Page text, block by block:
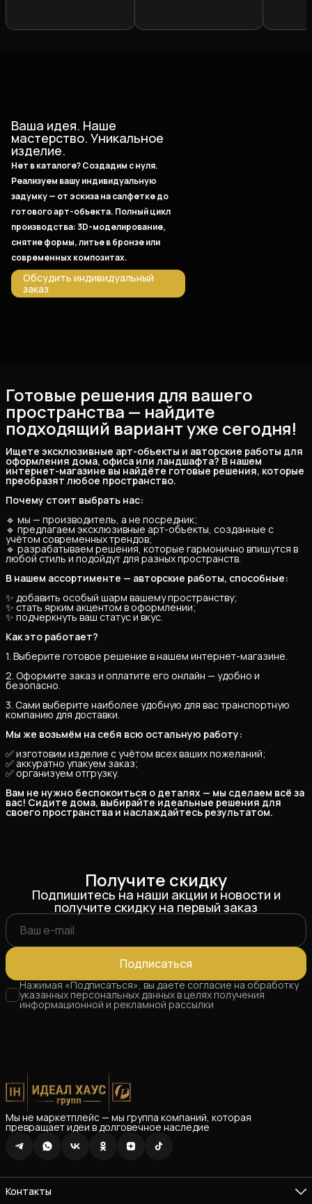
Ваша идея. Наше
мастерство. Уникальное
изделие.
Нет в каталоге? Создадим с нуля.
Реализуем вашу индивидуальную
задумку — от эскиза на салфетке до
готового арт-объекта. Полный цикл
производства: 3D-моделирование,
снятие формы, литье в бронзе или
современных композитах.
Обсудить индивидуальный
заказ
Готовые решения для вашего
пространства — найдите
подходящий вариант уже сегодня!
Ищете эксклюзивные арт-объекты и авторские работы для
оформления дома, офиса или ландшафта? В нашем
интернет-магазине вы найдёте готовые решения, которые
преобразят любое пространство.
Почему стоит выбрать нас:
🔹 мы — производитель, а не посредник;
🔹 предлагаем эксклюзивные арт-объекты, созданные с
учётом современных трендов;
🔹 разрабатываем решения, которые гармонично впишутся в
любой стиль и подойдут для разных пространств.
В нашем ассортименте — авторские работы, способные:
✨ добавить особый шарм вашему пространству;
✨ стать ярким акцентом в оформлении;
✨ подчеркнуть ваш статус и вкус.
Как это работает?
1. Выберите готовое решение в нашем интернет-магазине.
2. Оформите заказ и оплатите его онлайн — удобно и
безопасно.
3. Сами выберите наиболее удобную для вас транспортную
компанию для доставки.
Мы же возьмём на себя всю остальную работу:
✅ изготовим изделие с учётом всех ваших пожеланий;
✅ аккуратно упакуем заказ;
✅ организуем отгрузку.
Вам не нужно беспокоиться о деталях — мы сделаем всё за
вас! Сидите дома, выбирайте идеальные решения для
своего пространства и наслаждайтесь результатом.
Получите скидку
Подпишитесь на наши акции и новости и
получите скидку на первый заказ
Подписаться
Нажимая «Подписаться», вы даете согласие на обработку
указанных персональных данных в целях получения
информационной и рекламной рассылки
Мы не маркетплейс — мы группа компаний, которая
превращает идеи в долговечное наследие
Контакты